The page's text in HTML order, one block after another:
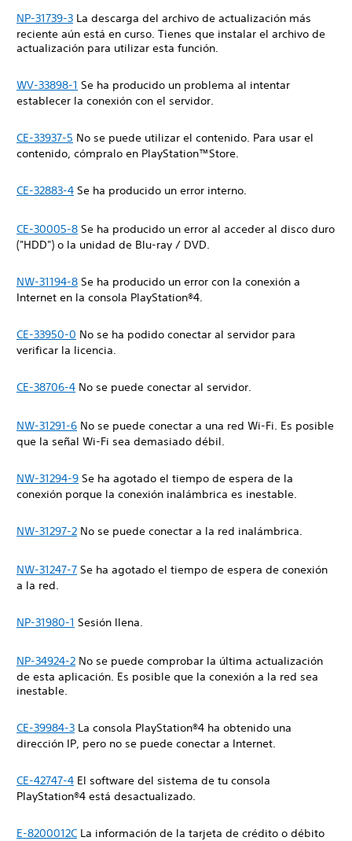
NP-31739-3 La descarga del archivo de actualización más
reciente aún está en curso. Tienes que instalar el archivo de
actualización para utilizar esta función.
WV-33898-1 Se ha producido un problema al intentar
establecer la conexión con el servidor.
CE-33937-5 No se puede utilizar el contenido. Para usar el
contenido, cómpralo en PlayStation™Store.
CE-32883-4 Se ha producido un error interno.
CE-30005-8 Se ha producido un error al acceder al disco duro
("HDD") o la unidad de Blu-ray / DVD.
NW-31194-8 Se ha producido un error con la conexión a
Internet en la consola PlayStation®4.
CE-33950-0 No se ha podido conectar al servidor para
verificar la licencia.
CE-38706-4 No se puede conectar al servidor.
NW-31291-6 No se puede conectar a una red Wi-Fi. Es posible
que la señal Wi-Fi sea demasiado débil.
NW-31294-9 Se ha agotado el tiempo de espera de la
conexión porque la conexión inalámbrica es inestable.
NW-31297-2 No se puede conectar a la red inalámbrica.
NW-31247-7 Se ha agotado el tiempo de espera de conexión
a la red.
NP-31980-1 Sesión llena.
NP-34924-2 No se puede comprobar la última actualización
de esta aplicación. Es posible que la conexión a la red sea
inestable.
CE-39984-3 La consola PlayStation®4 ha obtenido una
dirección IP, pero no se puede conectar a Internet.
CE-42747-4 El software del sistema de tu consola
PlayStation®4 está desactualizado.
E-8200012C La información de la tarjeta de crédito o débito